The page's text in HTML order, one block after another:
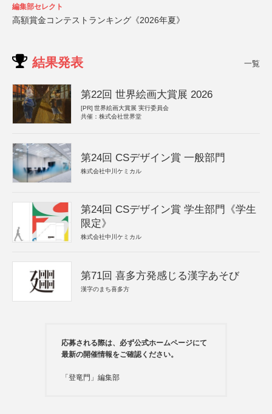
編集部セレクト
高額賞金コンテストランキング《2026年夏》
結果発表 一覧
第22回 世界絵画大賞展 2026
[PR] 世界絵画大賞展 実行委員会
共催：株式会社世界堂
第24回 CSデザイン賞 一般部門
株式会社中川ケミカル
第24回 CSデザイン賞 学生部門《学生
限定》
株式会社中川ケミカル
第71回 喜多方発感じる漢字あそび
漢字のまち喜多方
応募される際は、必ず公式ホームページにて
最新の開催情報をご確認ください。
「登竜門」編集部